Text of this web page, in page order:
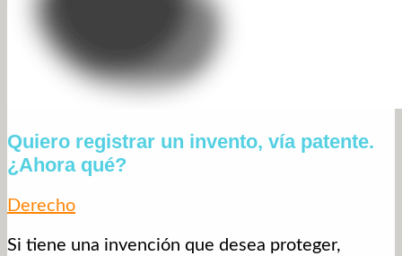
Quiero registrar un invento, vía patente.
¿Ahora qué?
Derecho
Si tiene una invención que desea proteger,